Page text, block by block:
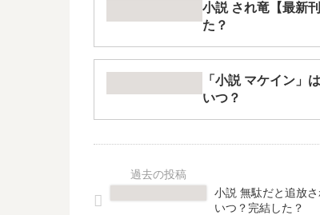
小説 され竜【最新
た？
「小説 マケイン」
いつ？
小説 無駄だと追放
いつ？完結した？